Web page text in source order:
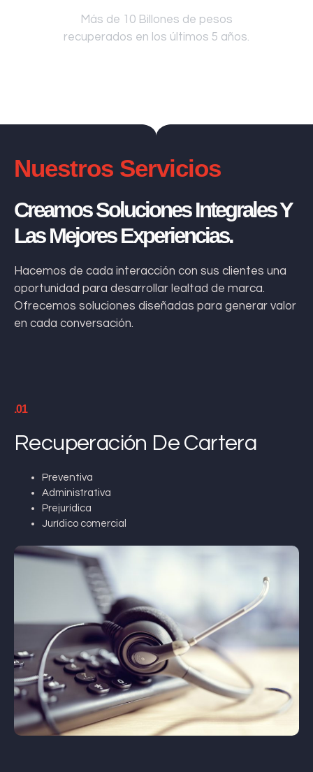
Más de 10 Billones de pesos
recuperados en los últimos 5 años.
Nuestros Servicios
Creamos Soluciones Integrales Y
Las Mejores Experiencias.
Hacemos de cada interacción con sus clientes una
oportunidad para desarrollar lealtad de marca.
Ofrecemos soluciones diseñadas para generar valor
en cada conversación.
.01
Recuperación De Cartera
Preventiva
Administrativa
Prejurídica
Jurídico comercial